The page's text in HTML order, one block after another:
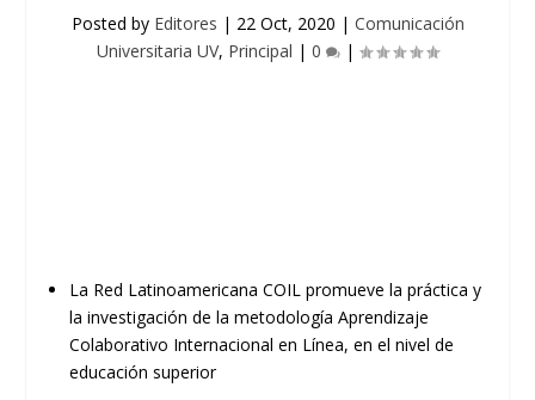
Posted by Editores | 22 Oct, 2020 | Comunicación
Universitaria UV, Principal | 0 |
La Red Latinoamericana COIL promueve la práctica y
la investigación de la metodología Aprendizaje
Colaborativo Internacional en Línea, en el nivel de
educación superior